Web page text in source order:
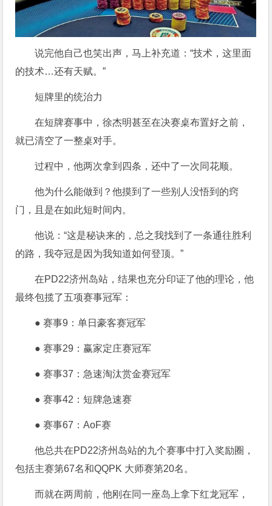
说完他自己也笑出声，马上补充道：“技术，这里面
的技术…还有天赋。”
短牌里的统治力
在短牌赛事中，徐杰明甚至在决赛桌布置好之前，
就已清空了一整桌对手。
过程中，他两次拿到四条，还中了一次同花顺。
他为什么能做到？他摸到了一些别人没悟到的窍
门，且是在如此短时间内。
他说：“这是秘诀来的，总之我找到了一条通往胜利
的路，我夺冠是因为我知道如何登顶。”
在PD22济州岛站，结果也充分印证了他的理论，他
最终包揽了五项赛事冠军：
● 赛事9：单日豪客赛冠军
● 赛事29：赢家定庄赛冠军
● 赛事37：急速淘汰赏金赛冠军
● 赛事42：短牌急速赛
● 赛事67：AoF赛
他总共在PD22济州岛站的九个赛事中打入奖励圈，
包括主赛第67名和QQPK 大师赛第20名。
而就在两周前，他刚在同一座岛上拿下红龙冠军，